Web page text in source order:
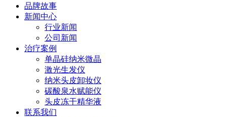
品牌故事
新闻中心
行业新闻
公司新闻
治疗案例
单晶硅纳米微晶
激光生发仪
纳米头皮卸妆仪
碳酸泉水赋能仪
头皮冻干精华液
联系我们